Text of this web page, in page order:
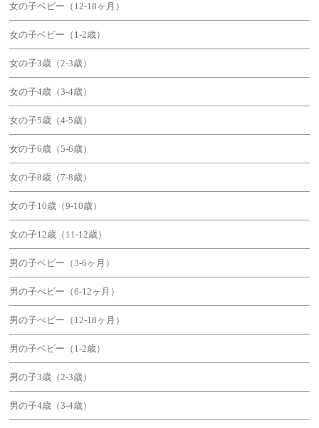
女の子ベビー（12-18ヶ月）
女の子ベビー（1-2歳）
女の子3歳（2-3歳）
女の子4歳（3-4歳）
女の子5歳（4-5歳）
女の子6歳（5-6歳）
女の子8歳（7-8歳）
女の子10歳（9-10歳）
女の子12歳（11-12歳）
男の子ベビー（3-6ヶ月）
男の子べビー（6-12ヶ月）
男の子べビー（12-18ヶ月）
男の子ベビー（1-2歳）
男の子3歳（2-3歳）
男の子4歳（3-4歳）